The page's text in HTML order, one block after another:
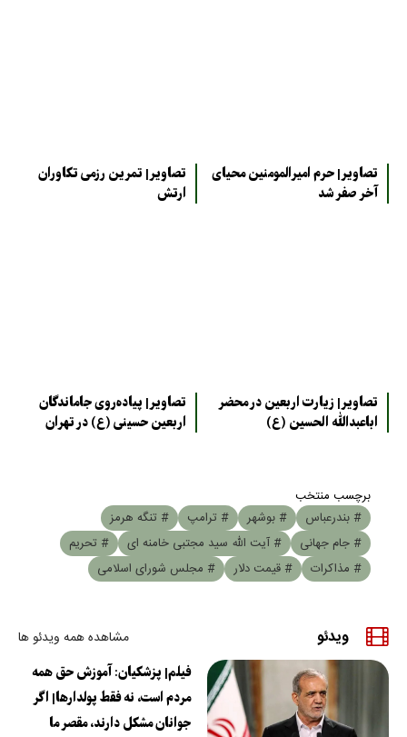
تصاویر| حرم امیرالمومنین محیای
آخر صفر شد
تصاویر| تمرین رزمی تکاوران
ارتش
تصاویر| زیارت اربعین در محضر
اباعبدالله الحسین (ع)
تصاویر| پیاده‌روی جاماندگان
اربعین حسینی (ع) در تهران
برچسب منتخب
# بندرعباس
# بوشهر # ترامپ
# تنگه هرمز
# جام جهانی
# آیت الله سید مجتبی خامنه ای
# تحریم
# مذاکرات
# قیمت دلار # مجلس شورای اسلامی
ویدئو مشاهده همه ویدئو ها
فیلم| پزشکیان: آموزش حق همه
مردم است، نه فقط پولدارها| اگر
جوانان مشکل دارند، مقصر ما